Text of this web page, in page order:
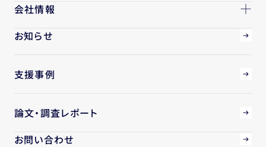
会社情報
お知らせ
支援事例
論文・調査レポート
お問い合わせ